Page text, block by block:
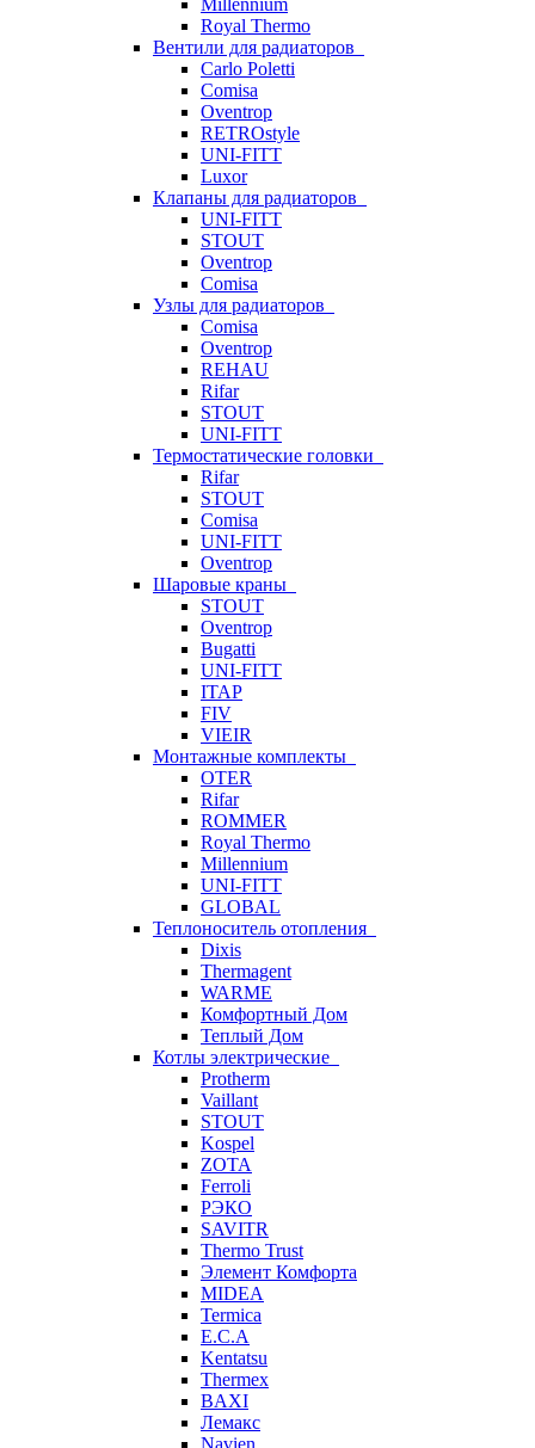
Millennium
Royal Thermo
Вентили для радиаторов
Carlo Poletti
Comisa
Oventrop
RETROstyle
UNI-FITT
Luxor
Клапаны для радиаторов
UNI-FITT
STOUT
Oventrop
Comisa
Узлы для радиаторов
Comisa
Oventrop
REHAU
Rifar
STOUT
UNI-FITT
Термостатические головки
Rifar
STOUT
Comisa
UNI-FITT
Oventrop
Шаровые краны
STOUT
Oventrop
Bugatti
UNI-FITT
ITAP
FIV
VIEIR
Монтажные комплекты
OTER
Rifar
ROMMER
Royal Thermo
Millennium
UNI-FITT
GLOBAL
Теплоноситель отопления
Dixis
Thermagent
WARME
Комфортный Дом
Теплый Дом
Котлы электрические
Protherm
Vaillant
STOUT
Kospel
ZOTA
Ferroli
РЭКО
SAVITR
Thermo Trust
Элемент Комфорта
MIDEA
Termica
E.C.A
Kentatsu
Thermex
BAXI
Лемакс
Navien